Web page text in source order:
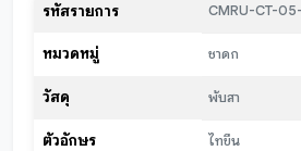
รหัสรายการ CMRU-CT-
หมวดหมู่ ชาดก
วัสดุ พับสา
ตัวอักษร ไทขึน